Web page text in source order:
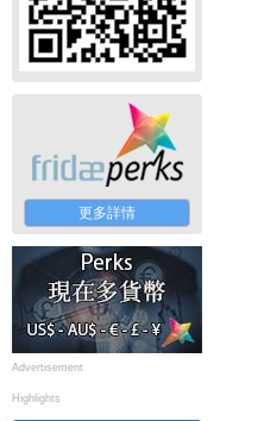
更多詳情
Advertisement
Highlights